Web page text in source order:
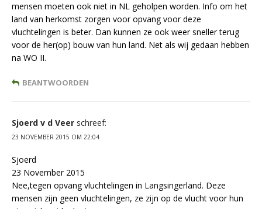
mensen moeten ook niet in NL geholpen worden. Info om het
land van herkomst zorgen voor opvang voor deze
vluchtelingen is beter. Dan kunnen ze ook weer sneller terug
voor de her(op) bouw van hun land. Net als wij gedaan hebben
na WO II.
BEANTWOORDEN
Sjoerd v d Veer schreef:
23 NOVEMBER 2015 OM 22:04
Sjoerd
23 November 2015
Nee,tegen opvang vluchtelingen in Langsingerland. Deze
mensen zijn geen vluchtelingen, ze zijn op de vlucht voor hun